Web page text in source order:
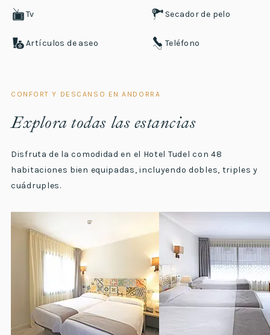
Tv Secador de pelo
Artículos de aseo Teléfono
CONFORT Y DESCANSO EN ANDORRA
Explora todas las estancias
Disfruta de la comodidad en el Hotel Tudel con 48
habitaciones bien equipadas, incluyendo dobles, triples y
cuádruples.